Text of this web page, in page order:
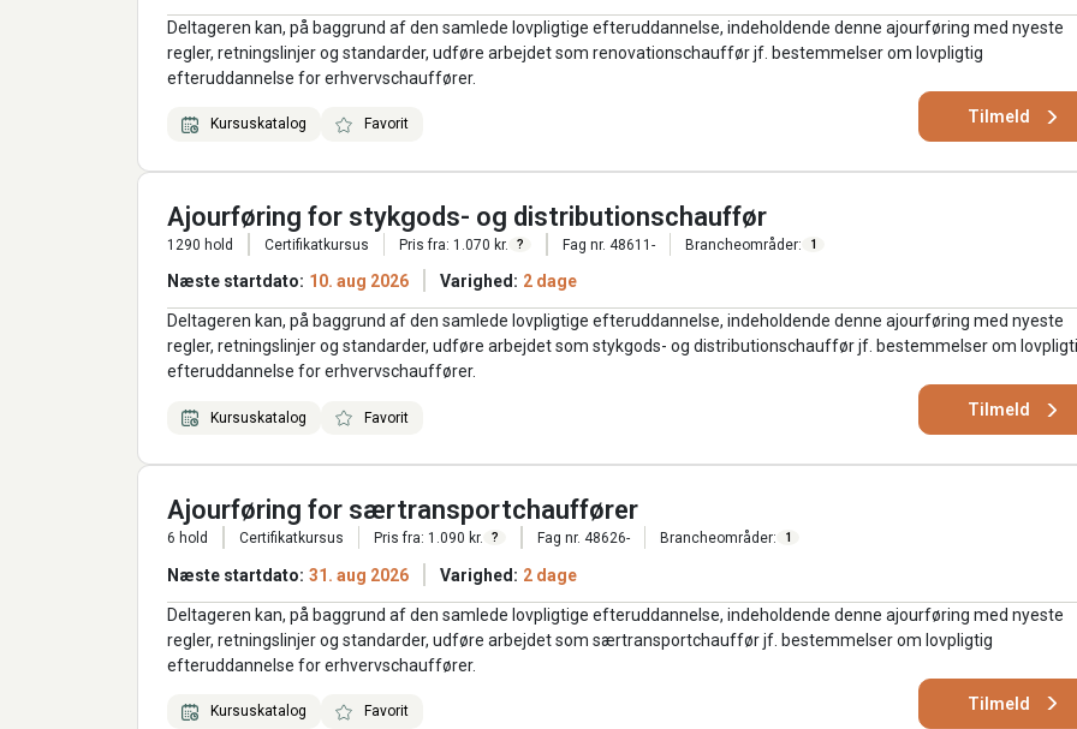
Deltageren kan, på baggrund af den samlede lovpligtige efteruddannelse, indeholdende denne ajourføring med nyeste
regler, retningslinjer og standarder, udføre arbejdet som renovationschauffør jf. bestemmelser om lovpligtig
efteruddannelse for erhvervschauffører.
Kursuskatalog Favorit Tilmeld
Ajourføring for stykgods- og distributionschauffør
1290 hold Certifikatkursus Pris fra: 1.070 kr. ? Fag nr. 48611- Brancheområder: 1
Næste startdato: 10. aug 2026 Varighed: 2 dage
Deltageren kan, på baggrund af den samlede lovpligtige efteruddannelse, indeholdende denne ajourføring med nyeste
regler, retningslinjer og standarder, udføre arbejdet som stykgods- og distributionschauffør jf. bestemmelser om
efteruddannelse for erhvervschauffører.
Kursuskatalog Favorit Tilmeld
Ajourføring for særtransportchauffører
6 hold Certifikatkursus Pris fra: 1.090 kr. ? Fag nr. 48626- Brancheområder: 1
Næste startdato: 31. aug 2026 Varighed: 2 dage
Deltageren kan, på baggrund af den samlede lovpligtige efteruddannelse, indeholdende denne ajourføring med nyeste
regler, retningslinjer og standarder, udføre arbejdet som særtransportchauffør jf. bestemmelser om lovpligtig
efteruddannelse for erhvervschauffører.
Kursuskatalog Favorit Tilmeld